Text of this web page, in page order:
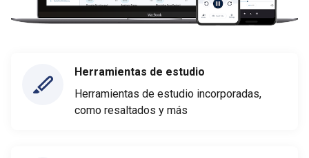
Herramientas de estudio
Herramientas de estudio incorporadas,
como resaltados y más